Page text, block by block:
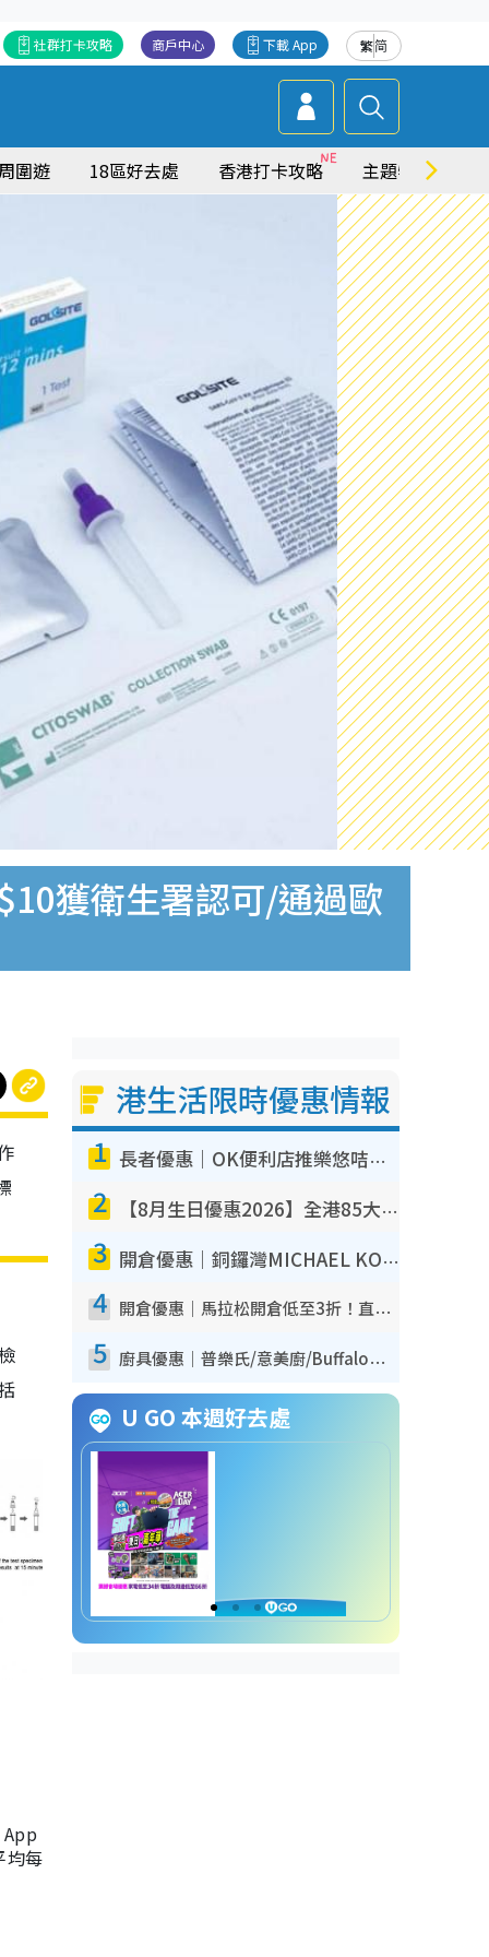
繁简
下載 App
商戶中心
社群打卡攻略
圍遊 18區好去處 香港打卡攻略 主題特集
獲衛生署認可/通過歐
均每
港生活限時優惠情報
1 長者優惠｜OK便利店推樂悠咭優惠！買麵包/牛奶/保健品拍卡即減
2 【8月生日優惠2026】全港85大食買玩著數攻略 自助餐/火鍋放題同行免費＋誠品/DONKI送現金券
3 開倉優惠｜銅鑼灣MICHAEL KORS開倉低至17折！直擊$500起買手袋/銀包/鞋款 必買經典Jet Set系列
4 開倉優惠｜馬拉松開倉低至3折！直擊$99起買adidas／New Balance／Puma鞋款 STANLEY保溫杯劈價至$119起
5 廚具優惠｜普樂氏/意美廚/Buffalo廚具低至3折！$89起買煎鍋／炒鑊／個人鍋 同場小家電激減至$99起
U GO 本週好去處